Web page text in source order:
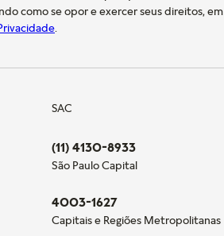
como se opor e exercer seus direitos, em
SAC
(11) 4130-8933
São Paulo Capital
4003-1627
Capitais e Regiões Metropolitanas